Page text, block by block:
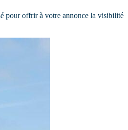
pour offrir à votre annonce la visibilité